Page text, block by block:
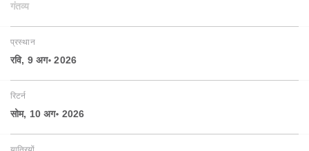
गंतव्य
प्रस्थान
रवि, 9 अग॰ 2026
रिटर्न
सोम, 10 अग॰ 2026